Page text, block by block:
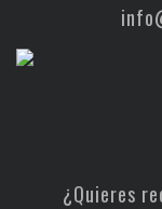
¿Quieres